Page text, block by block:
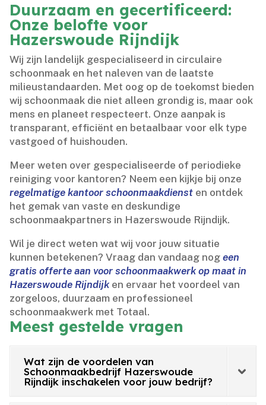
Duurzaam en gecertificeerd:
Onze belofte voor
Hazerswoude Rijndijk
Wij zijn landelijk gespecialiseerd in circulaire
schoonmaak en het naleven van de laatste
milieustandaarden.​ Met oog op de toekomst bieden
wij schoonmaak die niet alleen grondig is, maar ook
mens en planeet respecteert.​ Onze aanpak is
transparant, efficiënt en betaalbaar voor elk type
vastgoed of huishouden.​
Meer weten over gespecialiseerde of periodieke
reiniging voor kantoren? Neem een kijkje bij onze
regelmatige kantoor schoonmaakdienst en ontdek
het gemak van vaste en deskundige
schoonmaakpartners in Hazerswoude Rijndijk.​
Wil je direct weten wat wij voor jouw situatie
kunnen betekenen? Vraag dan vandaag nogeen
gratis offerte aan voor schoonmaakwerk op maat in
Hazerswoude Rijndijken ervaar het voordeel van
zorgeloos, duurzaam en professioneel
schoonmaakwerk met Totaal.​
Meest gestelde vragen
Wat zijn de voordelen van
Schoonmaakbedrijf Hazerswoude
Rijndijk inschakelen voor jouw bedrijf?